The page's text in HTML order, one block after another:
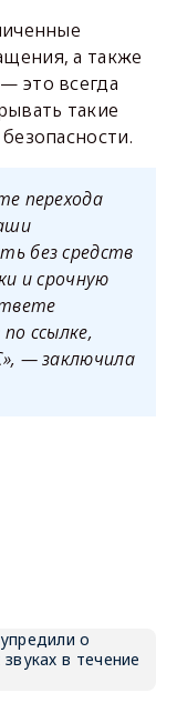
а также
это всегда
такие
перехода
без средств
и срочную
ссылке,
— заключила
о
в течение